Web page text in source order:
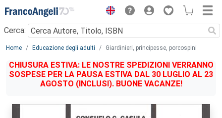
Menu
Cerca:
Main content
Home Educazione degli adulti Giardinieri, principesse, porcospini
CHIUSURA ESTIVA: LE NOSTRE SPEDIZIONI VERRANNO
SOSPESE PER LA PAUSA ESTIVA DAL 30 LUGLIO AL 23
AGOSTO (INCLUSI). BUONE VACANZE!